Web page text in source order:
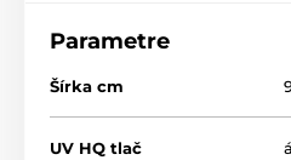
Parametre
Šírka cm
UV HQ tlač